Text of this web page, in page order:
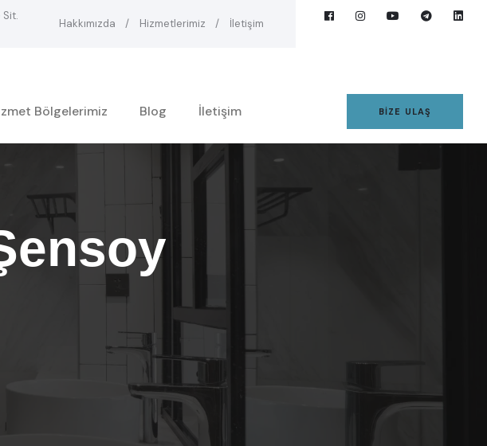
Sit.
Hakkımızda Hizmetlerimiz İletişim
Bölgelerimiz Blog İletişim BIZE ULAŞ